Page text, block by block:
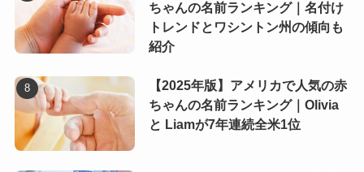
ちゃんの名前ランキング｜名付け
トレンドとワシントン州の傾向も
紹介
【2025年版】アメリカで人気の赤
ちゃんの名前ランキング｜Olivia
と Liamが7年連続全米1位